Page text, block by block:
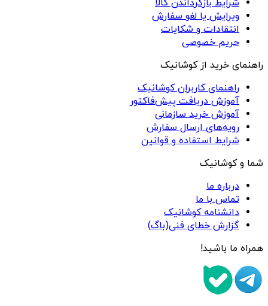
شرایط بازگرداندن کالا
ویرایش یا لغو سفارش
انتقادات و شکایات
حریم خصوصی
راهنمای خرید از کوشانیک
راهنمای کاربران کوشانیک
آموزش دریافت پیش‌فاکتور
آموزش خرید سازمانی
رویه‌های ارسال سفارش
شرایط استفاده و قوانین
شما و کوشانیک
درباره ما
تماس با ما
دانشنامه کوشانیک
گزارش خطای فنی(باگ)
همراه ما باشید!